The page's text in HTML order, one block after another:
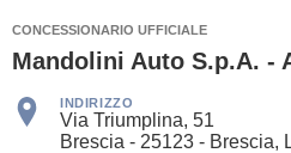
CONCESSIONARIO UFFICIALE
Mandolini Auto S.p.A. -
INDIRIZZO
Via Triumplina, 51
Brescia - 25123 - Brescia,